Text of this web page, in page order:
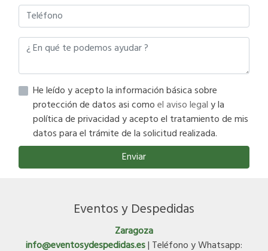
He leído y acepto la información básica sobre
protección de datos asi comoel aviso legaly la
política de privacidad y acepto el tratamiento de mis
datos para el trámite de la solicitud realizada.
Enviar
Eventos y Despedidas
Zaragoza
info@eventosydespedidas.es| Teléfono y Whatsapp: